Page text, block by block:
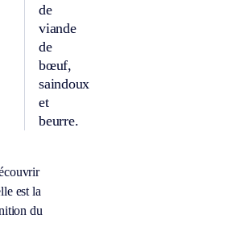
de
viande
de
bœuf,
saindoux
et
beurre.
est la
du